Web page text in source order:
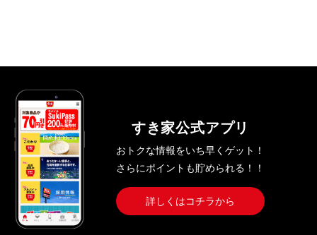
すき家公式アプリ
おトクな情報をいち早くゲット！
さらにポイントも貯められる！！
詳しくはコチラから